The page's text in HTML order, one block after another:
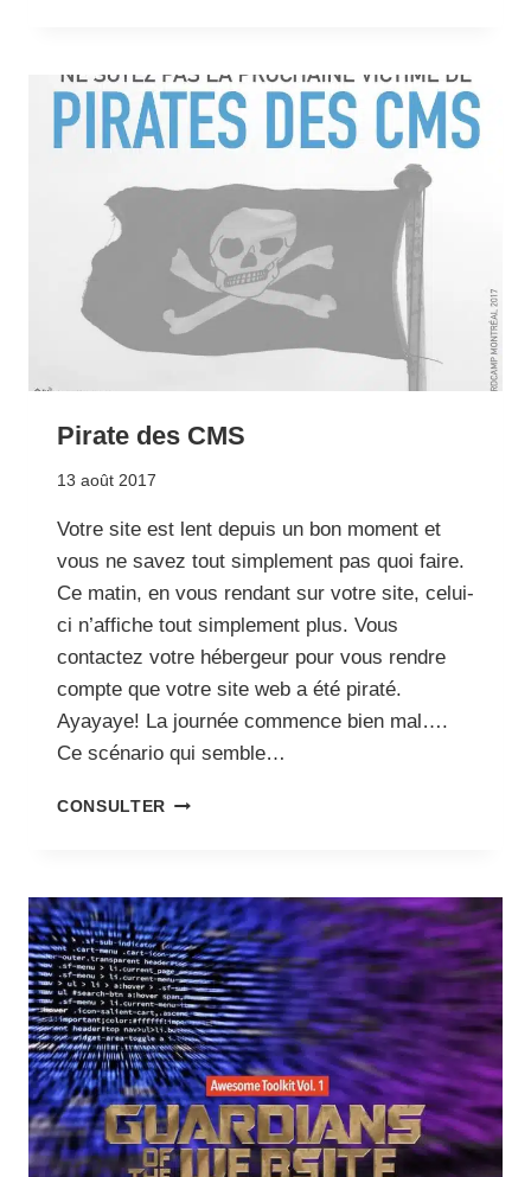
Pirate des CMS
13 août 2017
Votre site est lent depuis un bon moment et
vous ne savez tout simplement pas quoi faire.
Ce matin, en vous rendant sur votre site, celui-
ci n’affiche tout simplement plus. Vous
contactez votre hébergeur pour vous rendre
compte que votre site web a été piraté.
Ayayaye! La journée commence bien mal….
Ce scénario qui semble…
CONSULTER PIRATE